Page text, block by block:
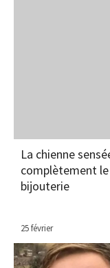
La chienne
complètement le
bijouterie
25 février